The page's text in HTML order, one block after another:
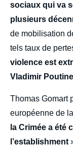
sociaux qui va
plusieurs
de mobilisation
tels taux de
violence est
Vladimir
Thomas Gomart
européenne de
la Crimée a été
l’establishment